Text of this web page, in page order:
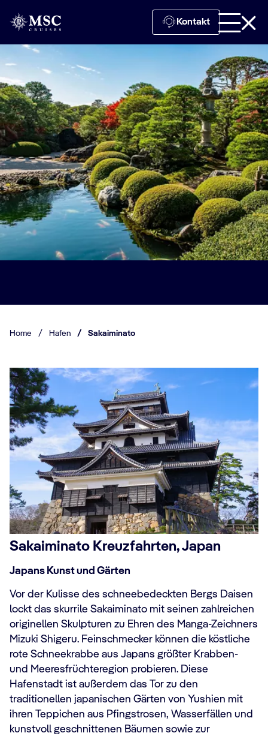
Kontakt
Home / Hafen / Sakaiminato
Sakaiminato Kreuzfahrten, Japan
Japans Kunst und Gärten
Vor der Kulisse des schneebedeckten Bergs Daisen
lockt das skurrile Sakaiminato mit seinen zahlreichen
originellen Skulpturen zu Ehren des Manga-Zeichners
Mizuki Shigeru. Feinschmecker können die köstliche
rote Schneekrabbe aus Japans größter Krabben-
und Meeresfrüchteregion probieren. Diese
Hafenstadt ist außerdem das Tor zu den
traditionellen japanischen Gärten von Yushien mit
ihren Teppichen aus Pfingstrosen, Wasserfällen und
kunstvoll geschnittenen Bäumen sowie zur